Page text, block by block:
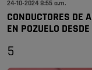
24-10-2024 8:55 a.m.
CONDUCTORES DE
EN POZUELO
5